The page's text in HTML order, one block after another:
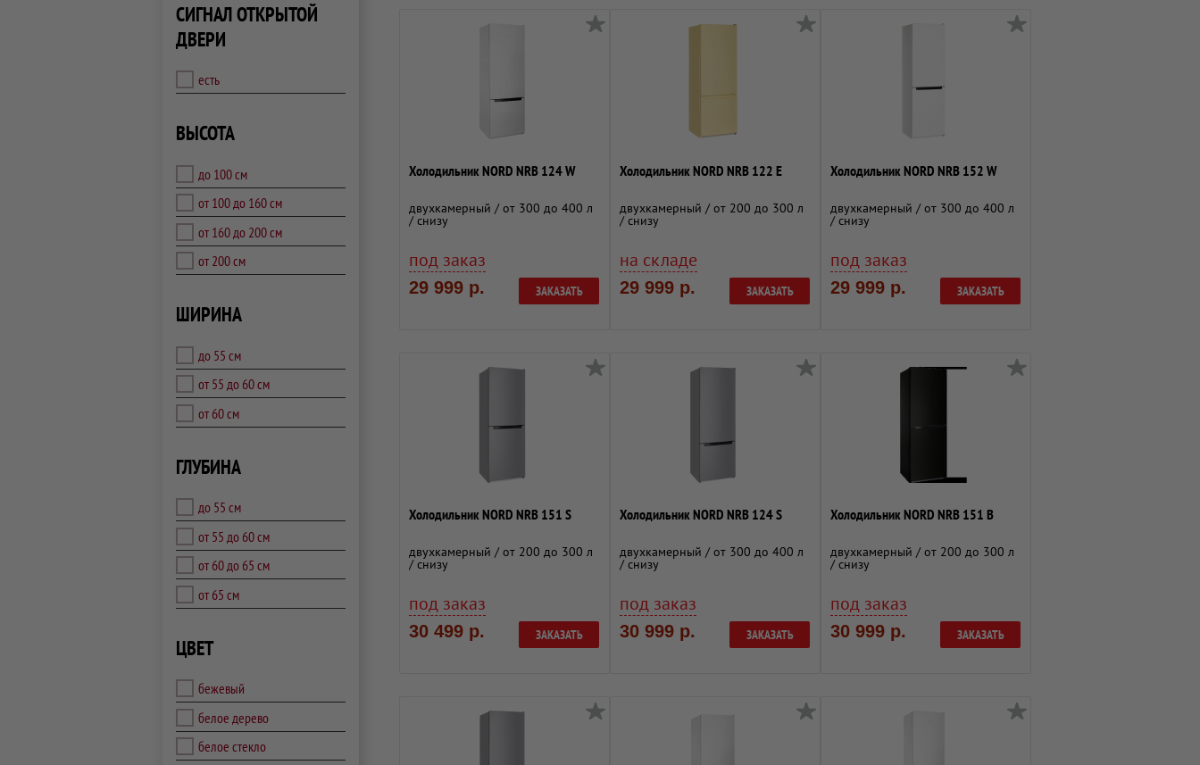
СИГНАЛ ОТКРЫТОЙ
ДВЕРИ
есть
ВЫСОТА
до 100 см
от 100 до 160 см
от 160 до 200 см
от 200 см
ШИРИНА
до 55 см
от 55 до 60 см
от 60 см
ГЛУБИНА
до 55 см
от 55 до 60 см
от 60 до 65 см
от 65 см
ЦВЕТ
бежевый
белое дерево
белое стекло
Холодильник NORD NRB 124 W
двухкамерный / от 300 до 400 л
/ снизу
под заказ
29 999 р. ЗАКАЗАТЬ
Холодильник NORD NRB 122 E
двухкамерный / от 200 до 300 л
/ снизу
на складе
29 999 р. ЗАКАЗАТЬ
Холодильник NORD NRB 152 W
двухкамерный / от 300 до 400 л
/ снизу
под заказ
29 999 р. ЗАКАЗАТЬ
Холодильник NORD NRB 151 S
двухкамерный / от 200 до 300 л
/ снизу
под заказ
30 499 р. ЗАКАЗАТЬ
Холодильник NORD NRB 124 S
двухкамерный / от 300 до 400 л
/ снизу
под заказ
30 999 р. ЗАКАЗАТЬ
Холодильник NORD NRB 151 B
двухкамерный / от 200 до 300 л
/ снизу
под заказ
30 999 р. ЗАКАЗАТЬ